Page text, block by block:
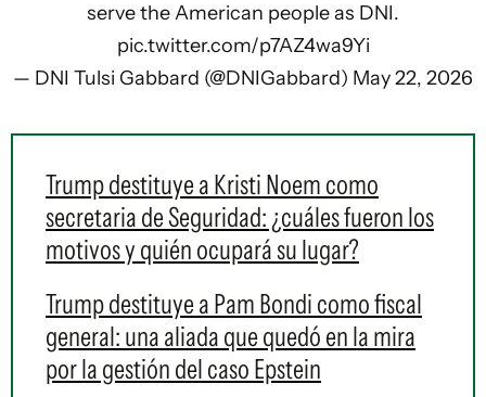
serve the American people as DNI.
pic.twitter.com/p7AZ4wa9Yi
— DNI Tulsi Gabbard (@DNIGabbard) May 22, 2026
Trump destituye a Kristi Noem como
secretaria de Seguridad: ¿cuáles fueron los
motivos y quién ocupará su lugar?
Trump destituye a Pam Bondi como fiscal
general: una aliada que quedó en la mira
por la gestión del caso Epstein